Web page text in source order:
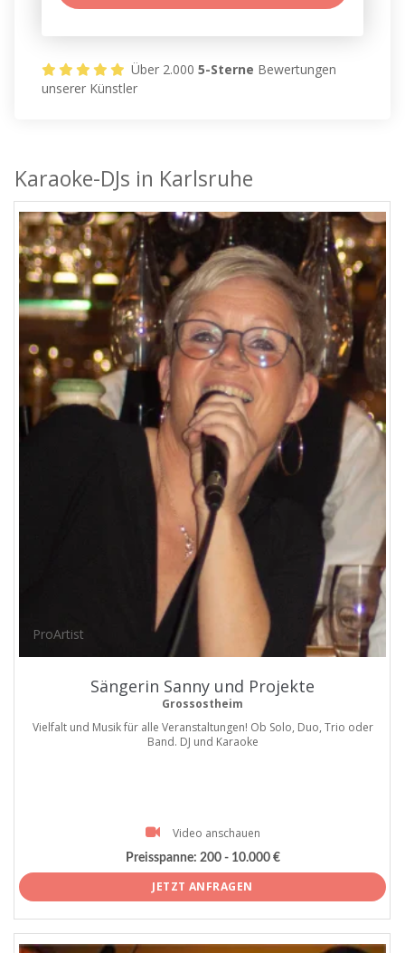
Über 2.0005-Sterne Bewertungen
unserer Künstler
Karaoke-DJs in Karlsruhe
ProArtist
Sängerin Sanny und Projekte
Grossostheim
Vielfalt und Musik für alle Veranstaltungen! Ob Solo, Duo, Trio oder
Band. DJ und Karaoke
Video anschauen
Preisspanne: 200 - 10.000 €
JETZT ANFRAGEN